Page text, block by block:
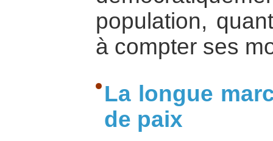
population,
à compter ses
La longue
de paix